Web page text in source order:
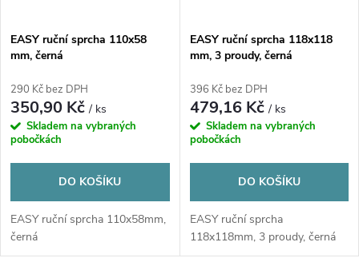
EASY ruční sprcha 110x58
mm, černá
290 Kč bez DPH
350,90 Kč/ ks
Skladem na vybraných
pobočkách
DO KOŠÍKU
EASY ruční sprcha 110x58mm,
černá
EASY ruční sprcha 118x118
mm, 3 proudy, černá
396 Kč bez DPH
479,16 Kč/ ks
Skladem na vybraných
pobočkách
DO KOŠÍKU
EASY ruční sprcha
118x118mm, 3 proudy, černá